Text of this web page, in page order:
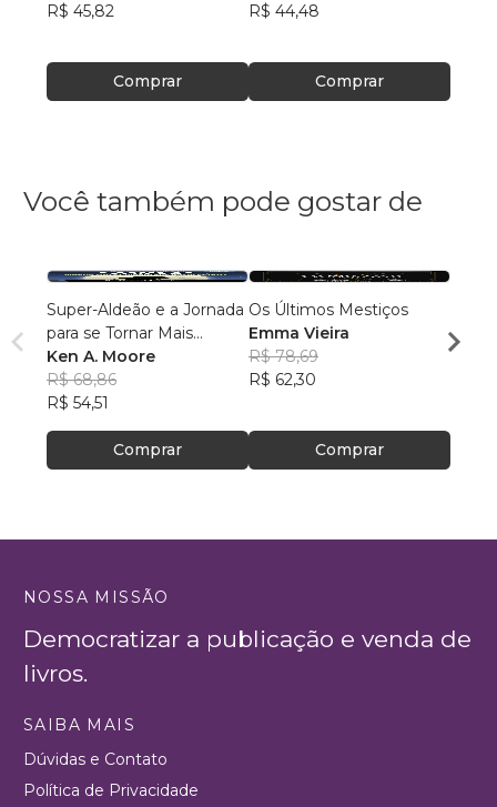
R$ 45,82
Comprar
R$ 44,48
Comprar
Você também pode gostar de
Super-Aldeão e a Jornada
para se Tornar Mais
Interessante!
Ken A. Moore
R$ 68,86
R$ 54,51
Comprar
Os Últimos Mestiços
Emma Vieira
R$ 78,69
R$ 62,30
Comprar
NOSSA MISSÃO
Democratizar a publicação e venda de
livros.
SAIBA MAIS
Dúvidas e Contato
Política de Privacidade